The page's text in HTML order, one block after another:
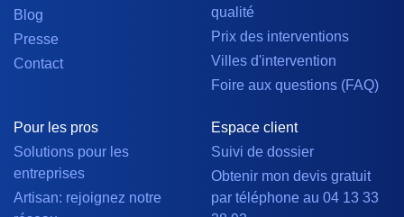
Blog
Presse
Contact
qualité
Prix des interventions
Villes d'intervention
Foire aux questions (FAQ)
Pour les pros
Solutions pour les
entreprises
Artisan: rejoignez notre
Espace client
Suivi de dossier
Obtenir mon devis gratuit
par téléphone au 04 13 33